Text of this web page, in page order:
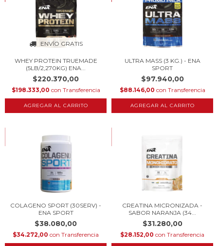
ENVÍO GRATIS
WHEY PROTEIN TRUEMADE
(5LB/2,270KG) ENA...
$220.370,00
$198.333,00 con Transferencia
AGREGAR AL CARRITO
ULTRA MASS (3 KG.) - ENA
SPORT
$97.940,00
$88.146,00 con Transferencia
AGREGAR AL CARRITO
HASTA 10% OFF
COMPRANDO EN CANTIDAD
COLAGENO SPORT (30SERV) -
ENA SPORT
$38.080,00
$34.272,00 con Transferencia
CREATINA MICRONIZADA -
SABOR NARANJA (34...
$31.280,00
$28.152,00 con Transferencia